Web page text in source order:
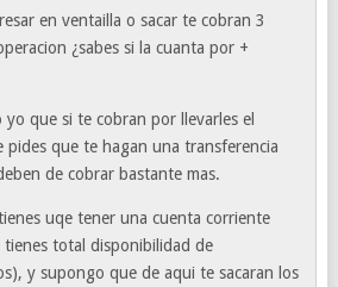
en ventailla o sacar te cobran 3
¿sabes si la cuanta por +
yo que si te cobran por llevarles el
pides que te hagan una transferencia
de cobrar bastante mas.
uqe tener una cuenta corriente
tienes total disponibilidad de
y supongo que de aqui te sacaran los